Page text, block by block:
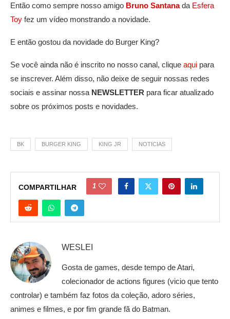
Então como sempre nosso amigo Bruno Santanada Esfera
Toy fez um vídeo monstrando a novidade.
E então gostou da novidade do Burger King?
Se você ainda não é inscrito no nosso canal, clique aqui para
se inscrever. Além disso, não deixe de seguir nossas redes
sociais e assinar nossa NEWSLETTER para ficar atualizado
sobre os próximos posts e novidades.
BK BURGER KING KING JR NOTICIAS
COMPARTILHAR 1
WESLEI
Gosta de games, desde tempo de Atari,
colecionador de actions figures (vicio que tento
controlar) e também faz fotos da coleção, adoro séries,
animes e filmes, e por fim grande fã do Batman.